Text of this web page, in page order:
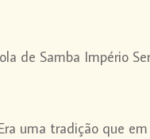
de Samba Império
uma tradição que